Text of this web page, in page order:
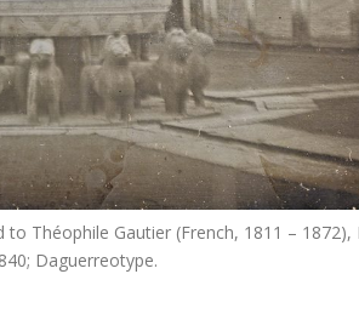
Théophile Gautier (French, 1811 – 1872),
Daguerreotype.